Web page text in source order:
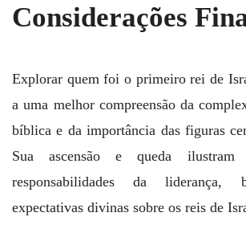
Considerações
Explorar quem foi o primeiro rei de
a uma melhor compreensão da
bíblica e da importância das figuras
Sua ascensão e queda
responsabilidades da
expectativas divinas sobre os reis de